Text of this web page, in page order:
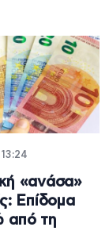
«ανάσα»
Επίδομα
από τη